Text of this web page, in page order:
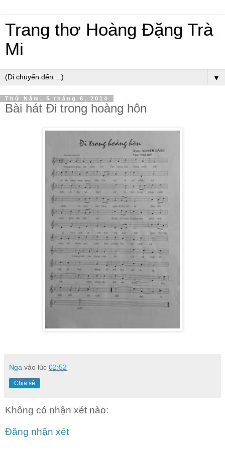
Trang thơ Hoàng Đặng Trà
Mi
▼
Thứ Năm, 5 tháng 6, 2014
Bài hát Đi trong hoàng hôn
Nga vào lúc 02:52
Chia sẻ
Không có nhận xét nào:
Đăng nhận xét